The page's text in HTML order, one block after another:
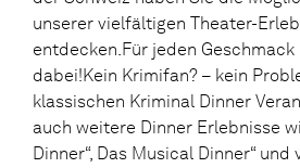
unserer vielfältigen Theater-
entdecken.Für jeden
dabei!Kein Krimifan? – kein
klassischen Kriminal Dinner
auch weitere Dinner Erlebnisse
Dinner“, Das Musical Dinner“ und